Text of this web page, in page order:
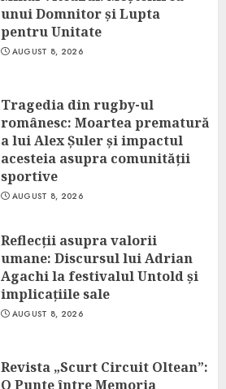
unui Domnitor și Lupta
pentru Unitate
AUGUST 8, 2026
Tragedia din rugby-ul
românesc: Moartea prematură
a lui Alex Șuler și impactul
acesteia asupra comunității
sportive
AUGUST 8, 2026
Reflecții asupra valorii
umane: Discursul lui Adrian
Agachi la festivalul Untold și
implicațiile sale
AUGUST 8, 2026
Revista „Scurt Circuit Oltean”:
O Punte între Memoria